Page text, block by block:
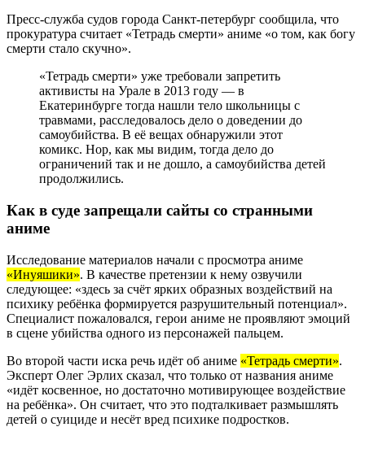
Пресс-служба судов города Санкт-петербург сообщила, что
прокуратура считает «Тетрадь смерти» аниме «о том, как богу
смерти стало скучно».
«Тетрадь смерти» уже требовали запретить
активисты на Урале в 2013 году — в
Екатеринбурге тогда нашли тело школьницы с
травмами, расследовалось дело о доведении до
самоубийства. В её вещах обнаружили этот
комикс. Нор, как мы видим, тогда дело до
ограничений так и не дошло, а самоубийства детей
продолжились.
Как в суде запрещали сайты со странными
аниме
Исследование материалов начали с просмотра аниме
«Инуяшики». В качестве претензии к нему озвучили
следующее: «здесь за счёт ярких образных воздействий на
психику ребёнка формируется разрушительный потенциал».
Специалист пожаловался, герои аниме не проявляют эмоций
в сцене убийства одного из персонажей пальцем.
Во второй части иска речь идёт об аниме «Тетрадь смерти».
Эксперт Олег Эрлих сказал, что только от названия аниме
«идёт косвенное, но достаточно мотивирующее воздействие
на ребёнка». Он считает, что это подталкивает размышлять
детей о суициде и несёт вред психике подростков.